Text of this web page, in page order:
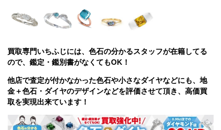
買取専門いちふじには、色石の分かるスタッフが在籍してる
ので、鑑定・鑑別書がなくてもOK！
他店で査定が付かなかった色石や小さなダイヤなどにも、地
金＋色石・ダイヤのデザインなどを評価させて頂き、高価買
取を実現出来ています！